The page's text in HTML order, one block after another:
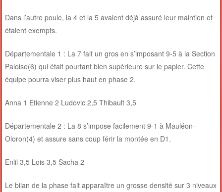
Dans l’autre poule, la 4 et la 5 avaient déjà assuré leur maintien et
étaient exempts.
Départementale 1 : La 7 fait un gros en s’imposant 9-5 à la Section
Paloise(6) qui était pourtant bien supérieure sur le papier. Cette
équipe pourra viser plus haut en phase 2.
Anna 1 Etienne 2 Ludovic 2,5 Thibault 3,5
Départementale 2 : La 8 s’impose facilement 9-1 à Mauléon-
Oloron(4) et assure sans coup férir la montée en D1.
Enlil 3,5 Lois 3,5 Sacha 2
Le bilan de la phase fait apparaître un grosse densité sur 3 niveaux